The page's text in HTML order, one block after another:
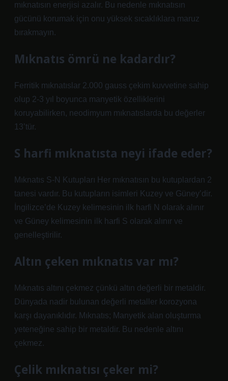
mıknatısın enerjisi azalır. Bu nedenle mıknatısın
gücünü korumak için onu yüksek sıcaklıklara maruz
bırakmayın.
Mıknatıs ömrü ne kadardır?
Ferritik mıknatıslar 2.000 gauss çekim kuvvetine sahip
olup 2-3 yıl boyunca manyetik özelliklerini
koruyabilirken, neodimyum mıknatıslarda bu değerler
13’tür.
S harfi mıknatısta neyi ifade eder?
Mıknatıs S-N Kutupları Her mıknatısın bu kutuplardan 2
tanesi vardır. Bu kutupların isimleri Kuzey ve Güney’dir.
İngilizce’de Kuzey kelimesinin ilk harfi N olarak alınır
ve Güney kelimesinin ilk harfi S olarak alınır ve
genelleştirilir.
Altın çeken mıknatıs var mı?
Mıknatıs altını çekmez çünkü altın değerli bir metaldir.
Dünyada nadir bulunan değerli metaller korozyona
karşı dayanıklıdır. Mıknatıs; Manyetik alan oluşturma
yeteneğine sahip bir metaldir. Bu nedenle altını
çekmez.
Çelik mıknatısı çeker mi?